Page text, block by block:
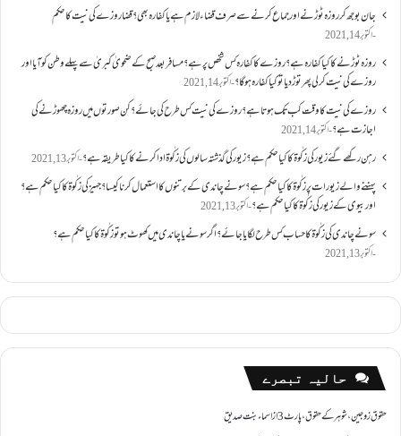
جان بوجھ کر روزہ ٹوڑنے اور جماع کرنے سے صرف قضاء لازم ہے یا کفارہ بھی؟ قضا روزے کی نیت کا حکم
اکتوبر 14, 2021
روزہ ٹوڑنے کا کیا کفارہ ہے؟روزے کا کفارہ کس شخص پر ہے؟ مسافر بعد صبح کے ضحویٰ کبریٰ سے پہلے وطن کو آیا اور
روزے کی نیت کر لی پھر توڑ دیا تو کیا کفارہ ہو گا؟ اکتوبر 14, 2021
روزے کی نیت کا وقت کب تک ہوتا ہے؟ روزے کی نیت کس طرح کی جائے؟ کن صورتوں میں روزہ چھوڑنے کی
اجازت ہے؟ اکتوبر 14, 2021
رہن رکھے گئے زیور کی زکٰوۃ کا کیا حکم ہے؟زیور کی گذشتہ سالوں کی زکٰوۃ ادا کرنے کا کیا طریقہ ہے؟ اکتوبر 13, 2021
پہننے والے زیورات پر زکٰوۃ کا کیا حکم ہے؟ سونے چاندی کے برتنوں کا استعمال کرنا کیسا؟ جہیز کی زکٰوۃ کا کیا حکم ہے؟
اور بیوی کے زیور کی زکٰوۃ کا کیا حکم ہے؟ اکتوبر 13, 2021
سونے چاندی کی زکٰوۃ کا حساب کس طرح لگایا جائے؟ اگر سونے یا چاندی میں کھوٹ ہو تو زکٰوۃ کا کیا حکم ہے؟
اکتوبر 13, 2021
حالیہ تبصرے
حقوق زوجین ،شوہر کے حقوق ،پارٹ 3 ازاسماء بنت صدیق